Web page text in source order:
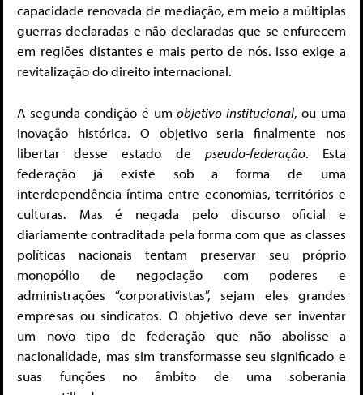
capacidade renovada de mediação, em meio a múltiplas
guerras declaradas e não declaradas que se enfurecem
em regiões distantes e mais perto de nós. Isso exige a
revitalização do direito internacional.
A segunda condição é umobjetivo institucional, ou uma
inovação histórica. O objetivo seria finalmente nos
libertar desse estado de pseudo-federação. Esta
federação já existe sob a forma de uma
interdependência íntima entre economias, territórios e
culturas. Mas é negada pelo discurso oficial e
diariamente contraditada pela forma com que as classes
políticas nacionais tentam preservar seu próprio
monopólio de negociação com poderes e
administrações “corporativistas”, sejam eles grandes
empresas ou sindicatos. O objetivo deve ser inventar
um novo tipo de federação que não abolisse a
nacionalidade, mas sim transformasse seu significado e
suas funções no âmbito de uma soberania